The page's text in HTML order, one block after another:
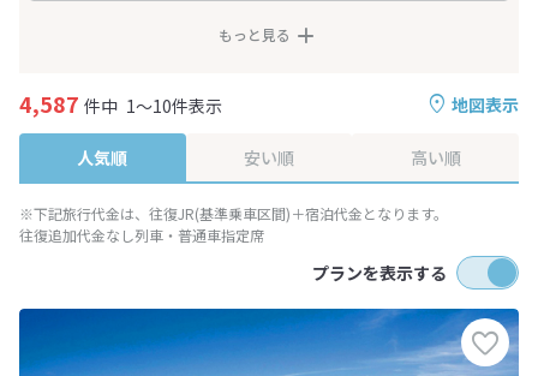
もっと見る
地図表示
4,587 件中 1～10件表示
人気順 安い順 高い順
※下記旅行代金は、往復JR(基準乗車区間)＋宿泊代金となります。
往復追加代金なし列車・普通車指定席
プランを表示する